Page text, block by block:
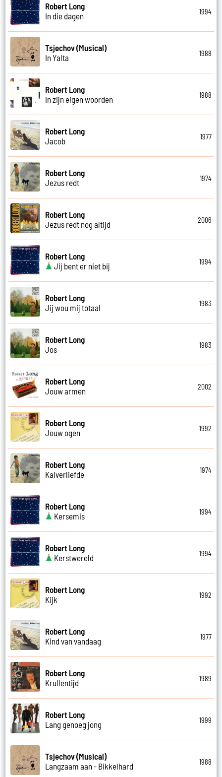
Robert Long
In die dagen
1994
Tsjechov (Musical)
In Yalta
1988
Robert Long
In zijn eigen woorden
1988
Robert Long
Jacob
1977
Robert Long
Jezus redt
1974
Robert Long
Jezus redt nog altijd
2006
Robert Long
Jij bent er niet bij
1994
Robert Long
Jij wou mij totaal
1983
Robert Long
Jos
1983
Robert Long
Jouw armen
2002
Robert Long
Jouw ogen
1992
Robert Long
Kalverliefde
1974
Robert Long
Kersemis
1994
Robert Long
Kerstwereld
1994
Robert Long
Kijk
1992
Robert Long
Kind van vandaag
1977
Robert Long
Krullentijd
1989
Robert Long
Lang genoeg jong
1999
Tsjechov (Musical)
Langzaam aan - Bikkelhard
1988